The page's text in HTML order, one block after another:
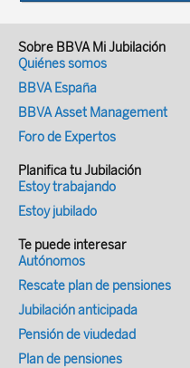
Sobre BBVA Mi Jubilación
Quiénes somos
BBVA España
BBVA Asset Management
Foro de Expertos
Planifica tu Jubilación
Estoy trabajando
Estoy jubilado
Te puede interesar
Autónomos
Rescate plan de pensiones
Jubilación anticipada
Pensión de viudedad
Plan de pensiones